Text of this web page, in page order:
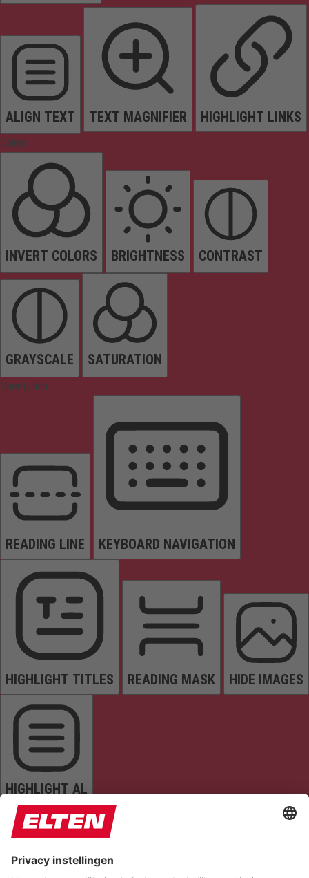
ALIGN TEXT TEXT MAGNIFIER HIGHLIGHT LINKS
Colors
INVERT COLORS BRIGHTNESS CONTRAST
GRAYSCALE SATURATION
Orientation
READING LINE KEYBOARD NAVIGATION
HIGHLIGHT TITLES READING MASK HIDE IMAGES
HIGHLIGHT AL